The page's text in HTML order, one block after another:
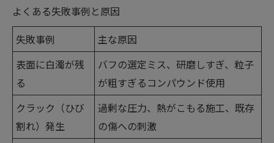
よくある失敗事例と原因
失敗事例
主な原因
表面に白濁が残
る
バフの選定ミス、研磨しすぎ、粒子
が粗すぎるコンパウンド使用
クラック（ひび
割れ）発生
過剰な圧力、熱がこもる施工、既存
の傷への刺激